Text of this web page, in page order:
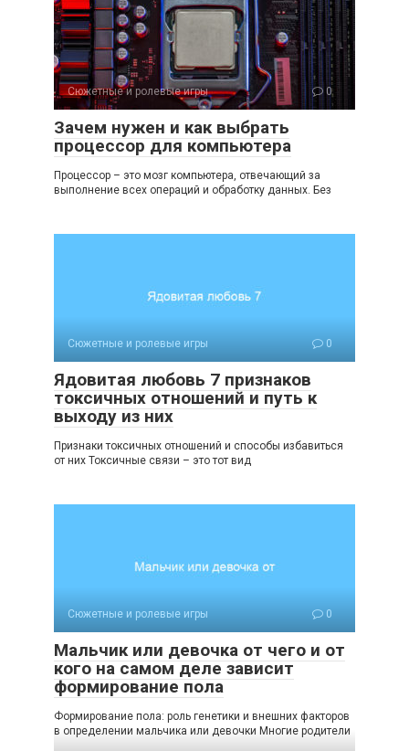
Сюжетные и ролевые игры 0
Зачем нужен и как выбрать
процессор для компьютера
Процессор – это мозг компьютера, отвечающий за
выполнение всех операций и обработку данных. Без
Сюжетные и ролевые игры 0
Ядовитая любовь 7 признаков
токсичных отношений и путь к
выходу из них
Признаки токсичных отношений и способы избавиться
от них Токсичные связи – это тот вид
Сюжетные и ролевые игры 0
Мальчик или девочка от чего и от
кого на самом деле зависит
формирование пола
Формирование пола: роль генетики и внешних факторов
в определении мальчика или девочки Многие родители